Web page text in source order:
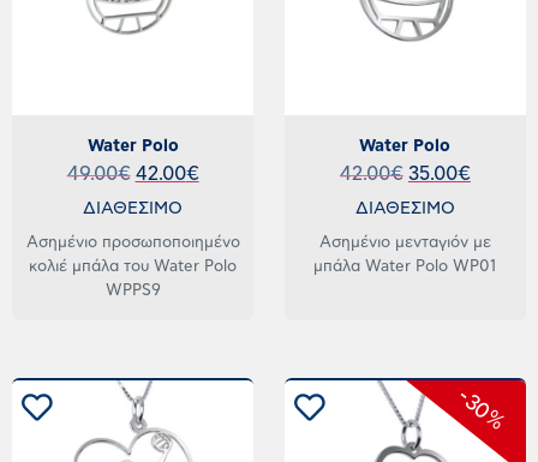
Water Polo
49.00€ 42.00€
ΔΙΑΘΕΣΙΜΟ
Ασημένιο προσωποποιημένο
κολιέ μπάλα του Water Polo
WPPS9
Water Polo
42.00€ 35.00€
ΔΙΑΘΕΣΙΜΟ
Ασημένιο μενταγιόν με
μπάλα Water Polo WP01
-30%